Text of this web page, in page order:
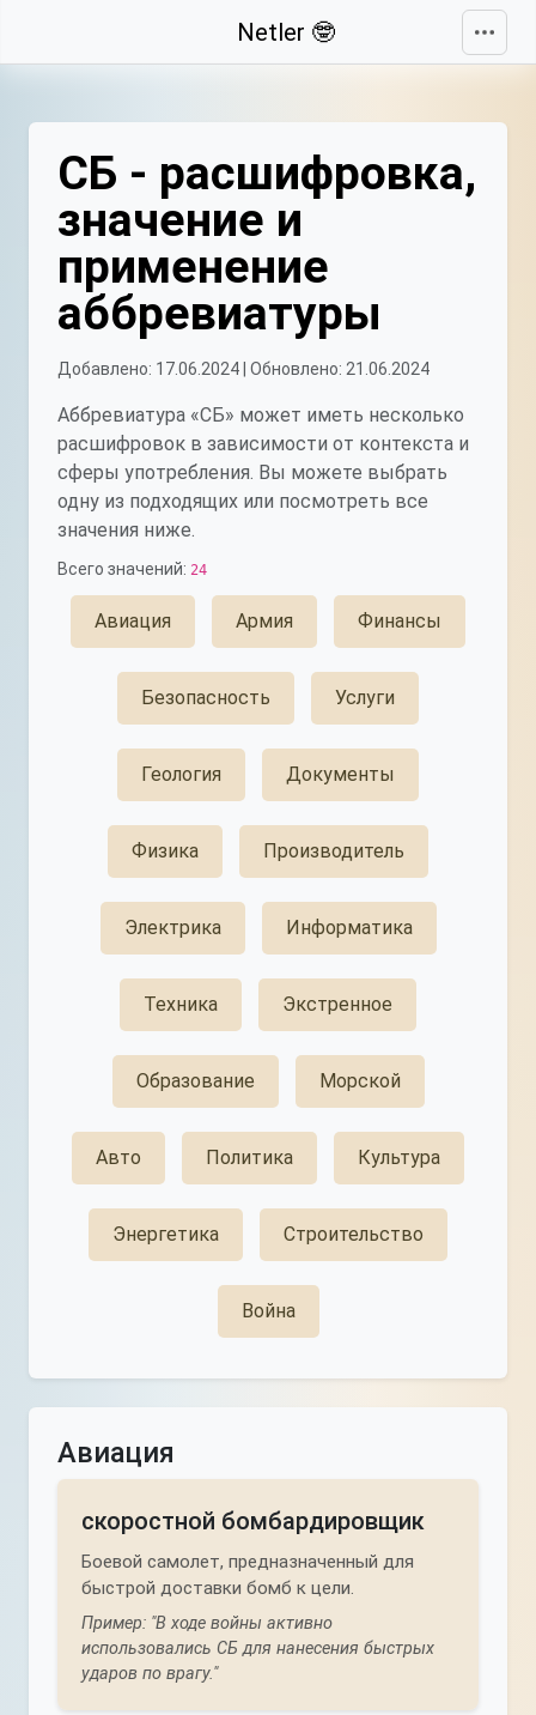
Netler 🤓
СБ - расшифровка,
значение и
применение
аббревиатуры
Добавлено: 17.06.2024 | Обновлено: 21.06.2024
Аббревиатура «СБ» может иметь несколько
расшифровок в зависимости от контекста и
сферы употребления. Вы можете выбрать
одну из подходящих или посмотреть все
значения ниже.
Всего значений: 24
Авиация Армия Финансы
Безопасность Услуги
Геология Документы
Физика Производитель
Электрика Информатика
Техника Экстренное
Образование Морской
Авто Политика Культура
Энергетика Строительство
Война
Авиация
скоростной бомбардировщик
Боевой самолет, предназначенный для
быстрой доставки бомб к цели.
Пример: "В ходе войны активно
использовались СБ для нанесения быстрых
ударов по врагу."